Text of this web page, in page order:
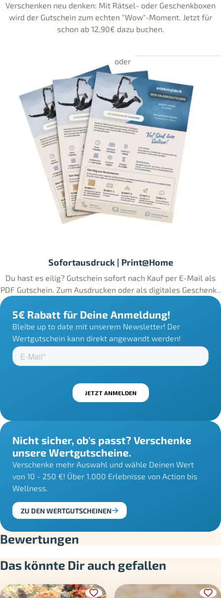
Verschenken neu denken: Mit Rätsel- oder Geschenkboxen
wird der Gutschein zum echten "Wow"-Moment. Jetzt für
schon ab 12,90€ dazu buchen.
Sofortausdruck | Print@Home
Du hast es eilig? Gutschein sofort nach Kauf per E-Mail als
PDF Gutschein. Zum Ausdrucken oder als digitales Geschenk..
5€ Rabatt für Deine Anmeldung!
Bleibe up to date mit unserem Newsletter! Der
Wertgutschein kann direkt angewandt werden!
Nicht sicher, ob's passt? Verschenke
unsere Wertgutscheine.
Verschenke mehr Auswahl und wähle Deinen Wert
von 10 - 250 €! Über 1.000 Erlebnisse von Action bis
Wellness.
ZU DEN WERTGUTSCHEINEN
Bewertungen
Das könnte Dir auch gefallen